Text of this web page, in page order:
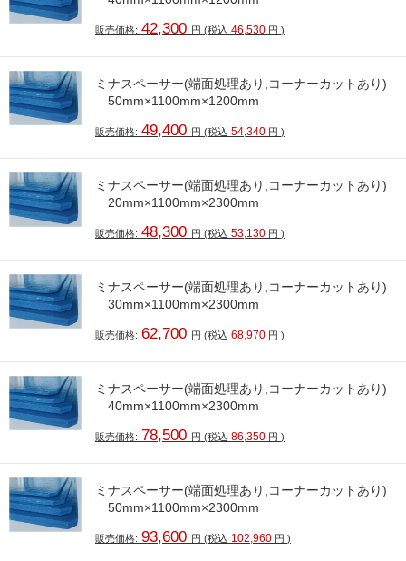
販売価格: 42,300 円 (税込 46,530 円 )
ミナスペーサー(端面処理あり,コーナーカットあり)
50mm×1100mm×1200mm
販売価格: 49,400 円 (税込 54,340 円 )
ミナスペーサー(端面処理あり,コーナーカットあり)
20mm×1100mm×2300mm
販売価格: 48,300 円 (税込 53,130 円 )
ミナスペーサー(端面処理あり,コーナーカットあり)
30mm×1100mm×2300mm
販売価格: 62,700 円 (税込 68,970 円 )
ミナスペーサー(端面処理あり,コーナーカットあり)
40mm×1100mm×2300mm
販売価格: 78,500 円 (税込 86,350 円 )
ミナスペーサー(端面処理あり,コーナーカットあり)
50mm×1100mm×2300mm
販売価格: 93,600 円 (税込 102,960 円 )